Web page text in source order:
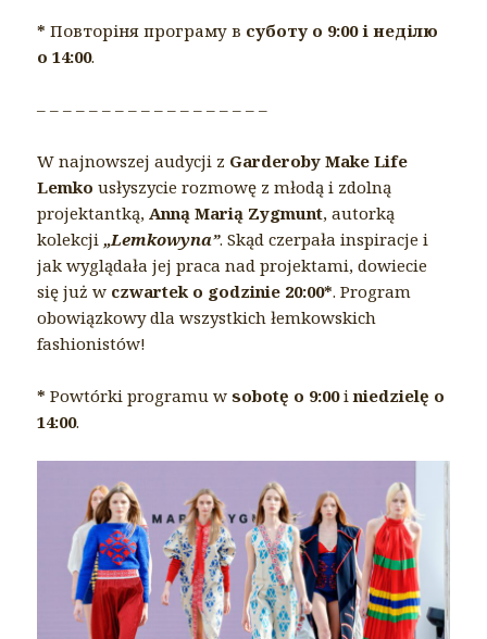
* Повторіня програму в суботу о 9:00 і неділю
о 14:00.
– – – – – – – – – – – – – – – – – –
W najnowszej audycji z Garderoby Make Life
Lemko usłyszycie rozmowę z młodą i zdolną
projektantką,Anną Marią Zygmunt, autorką
kolekcji„Lemkowyna”. Skąd czerpała inspiracje i
jak wyglądała jej praca nad projektami, dowiecie
się już w czwartek o godzinie 20:00*. Program
obowiązkowy dla wszystkich łemkowskich
fashionistów!
* Powtórki programu wsobotę o 9:00iniedzielę o
14:00.